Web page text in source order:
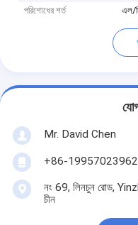
পরিশোধের শর্ত
এল/
Mr. David Chen
+86-19957023962
নং 69, লিনচুন রোড,
চীন